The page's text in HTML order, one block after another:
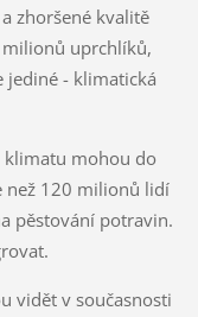
zhoršené kvalitě
uprchlíků,
jediné - klimatická
klimatu mohou do
než 120 milionů lidí
pěstování potravin.
vidět v současnosti